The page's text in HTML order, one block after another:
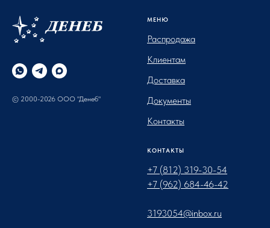
ОТПРАВИТЬ
© 2000-2026 ООО "Денеб"
МЕНЮ
Распродажа
Клиентам
Доставка
Документы
Контакты
КОНТАКТЫ
+7 (812) 319-30-54
+7 (962) 684-46-42
3193054@inbox.ru